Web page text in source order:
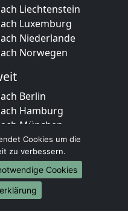
Liechtenstein
Luxemburg
Niederlande
Norwegen
Berlin
Hamburg
München
Köln
Frankfurt am Main
Stuttgart
Düsseldorf
Leipzig
Cookies um die
zu verbessern.
Cookies